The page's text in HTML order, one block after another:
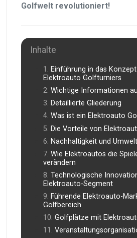
Golfwelt revolutioniert!
Inhalte
Einführung in das
Elektroauto Golfturniers
Wichtige Informationen
Detaillierte Gliederung
Was ist ein Elektroauto
Die Vorteile von
Nachhaltigkeit und
Wie Elektroautos die
verändern
Technologische
Elektroauto-Segment
Führende Elektroauto-
Golfbereich
Golfplätze mit